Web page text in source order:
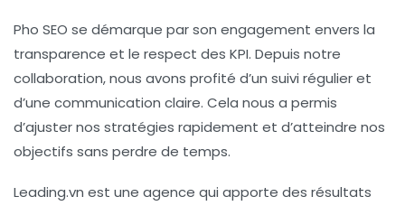
Pho SEO se démarque par son engagement envers la
transparence et le respect des KPI. Depuis notre
collaboration, nous avons profité d’un suivi régulier et
d’une communication claire. Cela nous a permis
d’ajuster nos stratégies rapidement et d’atteindre nos
objectifs sans perdre de temps.
Leading.vn est une agence qui apporte des résultats